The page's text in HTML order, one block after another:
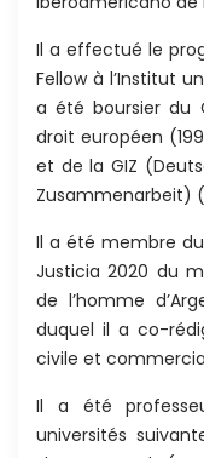
Il a effectué le
Fellow à l’Institut
a été boursier du
droit européen
et de la GIZ
Zusammenarbeit)
Il a été membre
Justicia 2020 du
de l’homme
duquel il a co-
civile et
Il a été
universités